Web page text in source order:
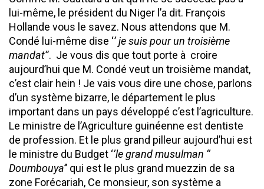
lui-même, le président du Niger l’a dit. François
Hollande vous le savez. Nous attendons que M.
Condé lui-même dise ‘’ je suis pour un troisième
mandat’’. Je vous dis que tout porte à croire
aujourd’hui que M. Condé veut un troisième mandat,
c’est clair hein ! Je vais vous dire une chose, parlons
d’un système bizarre, le département le plus
important dans un pays développé c’est l’agriculture.
Le ministre de l’Agriculture guinéenne est dentiste
de profession. Et le plus grand pilleur aujourd’hui est
le ministre du Budget ‘’le grand musulman ‘’
Doumbouya’’ qui est le plus grand muezzin de sa
zone Forécariah, Ce monsieur, son système a